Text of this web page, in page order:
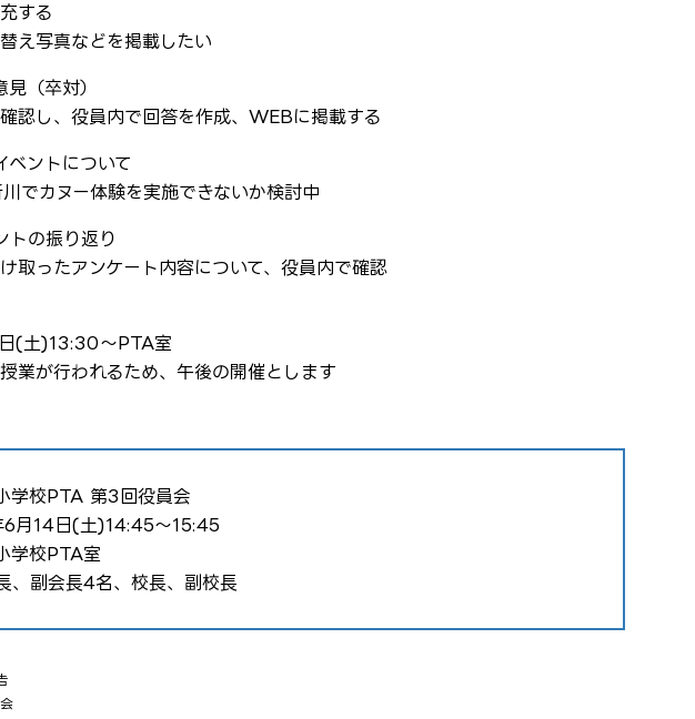
する
え写真などを掲載したい
（卒対）
認し、役員内で回答を作成、WEBに掲載する
ベントについて
でカヌー体験を実施できないか検討中
トの振り返り
取ったアンケート内容について、役員内で確認
(土)13:30～PTA室
業が行われるため、午後の開催とします
学校PTA 第3回役員会
6月14日(土)14:45〜15:45
学校PTA室
、副会長4名、校長、副校長